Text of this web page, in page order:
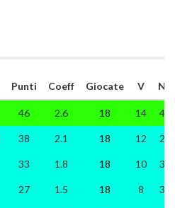
Punti Coeff Giocate V N
46 2.6 18 14 4
38 2.1 18 12 2
33 1.8 18 10 3
27 1.5 18 8 3